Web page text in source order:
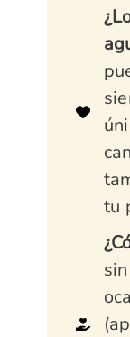
tu